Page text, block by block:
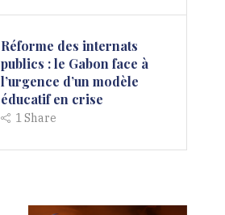
Réforme des internats
publics : le Gabon face à
l’urgence d’un modèle
éducatif en crise
1Share